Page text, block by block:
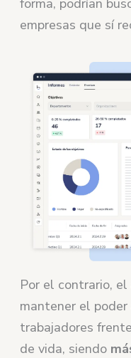
forma, podrían
empresas que sí
Por el contrario, el
mantener el
trabajadores
de vida, siendo